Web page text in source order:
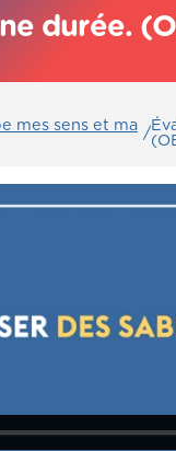
durée.
mes sens et ma /